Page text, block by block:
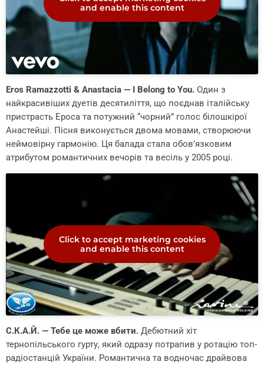
and enable this content
Eros Ramazzotti & Anastacia — I Belong to You. Один з
найкрасивіших дуетів десятиліття, що поєднав італійську
пристрасть Ероса та потужний “чорний” голос білошкірої
Анастейші. Пісня виконується двома мовами, створюючи
неймовірну гармонію. Ця балада стала обов’язковим
атрибутом романтичних вечорів та весіль у 2005 році.
Click to accept marketing cookies
and enable this content
С.К.А.Й. — Тебе це може вбити. Дебютний хіт
тернопільського гурту, який одразу потрапив у ротацію топ-
радіостанцій України. Романтична та водночас драйвова